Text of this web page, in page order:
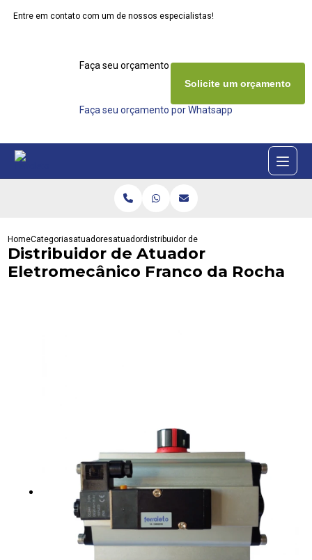
Entre em contato com um de nossos especialistas!
Faça seu orçamento agora mesmo
Faça seu orçamento por Whatsapp
Solicite um orçamento
HomeCategoriasatuadoresatuadordistribuidor de atuador eletromecanico
Distribuidor de Atuador
Eletromecânico Franco da Rocha